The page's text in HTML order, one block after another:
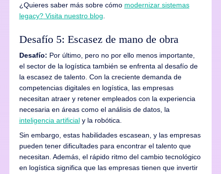
¿Quieres saber más sobre cómo modernizar sistemas
legacy?Visita nuestro blog
Desafío 5: Escasez de mano de obra
Desafío: Por último, pero no por ello menos importante,
el sector de la logística también se enfrenta al desafío de
la escasez de talento. Con la creciente demanda de
competencias digitales en logística, las empresas
necesitan atraer y retener empleados con la experiencia
necesaria en áreas como el análisis de datos, la
inteligencia artificialy la robótica.
Sin embargo, estas habilidades escasean, y las empresas
pueden tener dificultades para encontrar el talento que
necesitan. Además, el rápido ritmo del cambio tecnológico
en logística significa que las empresas tienen que invertir